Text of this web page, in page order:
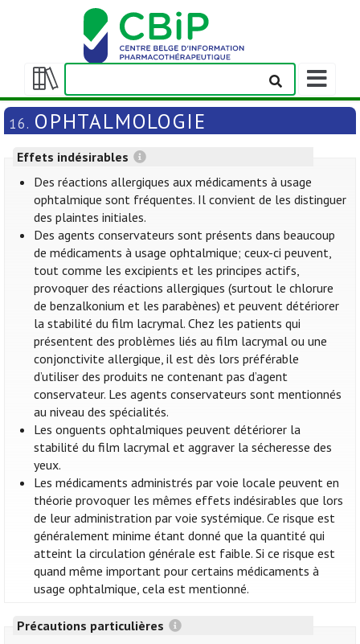
Afficher/masquer
la
table
matières
Afficher/
la
barre
navigation
16. OPHTALMOLOGIE
Effets indésirables
Des réactions allergiques aux médicaments à usage
ophtalmique sont fréquentes. Il convient de les distinguer
des plaintes initiales.
Des agents conservateurs sont présents dans beaucoup
de médicaments à usage ophtalmique; ceux-ci peuvent,
tout comme les excipients et les principes actifs,
provoquer des réactions allergiques (surtout le chlorure
de benzalkonium et les parabènes) et peuvent détériorer
la stabilité du film lacrymal. Chez les patients qui
présentent des problèmes liés au film lacrymal ou une
conjonctivite allergique, il est dès lors préférable
d’utiliser des produits ne contenant pas d’agent
conservateur. Les agents conservateurs sont mentionnés
au niveau des spécialités.
Les onguents ophtalmiques peuvent détériorer la
stabilité du film lacrymal et aggraver la sécheresse des
yeux.
Les médicaments administrés par voie locale peuvent en
théorie provoquer les mêmes effets indésirables que lors
de leur administration par voie systémique. Ce risque est
généralement minime étant donné que la quantité qui
atteint la circulation générale est faible. Si ce risque est
quand même important pour certains médicaments à
usage ophtalmique, cela est mentionné.
Précautions particulières